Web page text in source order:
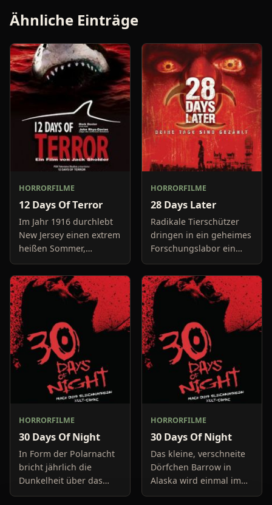
Ähnliche Einträge
HORRORFILME
12 Days Of Terror
Im Jahr 1916 durchlebt
New Jersey einen extrem
heißen Sommer,
während in Europa der
Krieg tobt. Die
Bewohner eines kleinen
Küstenortes leiden sehr
unter der
HORRORFILME
28 Days Later
Radikale Tierschützer
dringen in ein geheimes
Forschungslabor ein
und befreien, trotz der
Warnung eines
Forschers, einen Affen.
Nur wenige Sekunden
später is
HORRORFILME
30 Days Of Night
In Form der Polarnacht
bricht jährlich die
Dunkelheit über das
kleine Dörfchen Barrow
HORRORFILME
30 Days Of Night
Das kleine, verschneite
Dörfchen Barrow in
Alaska wird einmal im
Jahr Zeuge eines